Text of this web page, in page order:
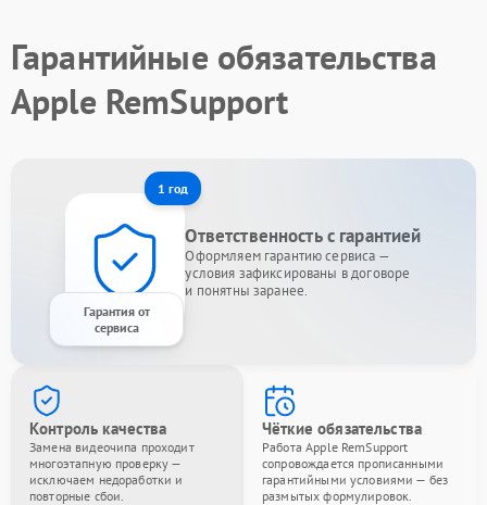
Гарантийные обязательства
Apple RemSupport
1 год
Гарантия от
сервиса
Ответственность с гарантией
Оформляем гарантию сервиса —
условия зафиксированы в договоре
и понятны заранее.
Контроль качества
Замена видеочипа проходит
многоэтапную проверку —
исключаем недоработки и
повторные сбои.
Чёткие обязательства
Работа Apple RemSupport
сопровождается прописанными
гарантийными условиями — без
размытых формулировок.